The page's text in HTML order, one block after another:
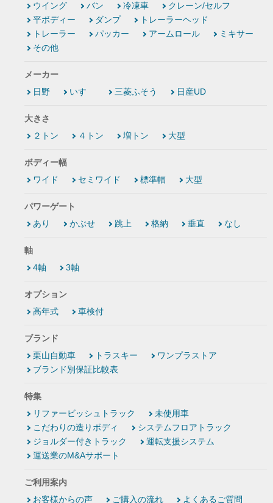
ウイング
バン 冷凍車
クレーン/セルフ
平ボディー
ダンプ
トレーラーヘッド
トレーラー
パッカー アームロール
ミキサー
その他
メーカー
日野
いすゞ 三菱ふそう 日産UD
大きさ
２トン
４トン 増トン 大型
ボディー幅
ワイド
セミワイド 標準幅 大型
パワーゲート
あり
かぶせ 跳上 格納 垂直 なし
軸
4軸
3軸
オプション
高年式
車検付
ブランド
栗山自動車
トラスキー
ワンプラストア
ブランド別保証比較表
特集
リファービッシュトラック
未使用車
こだわりの造りボディ
システムフロアトラック
ジョルダー付きトラック
運転支援システム
運送業のM&Aサポート
ご利用案内
お客様からの声
ご購入の流れ
よくあるご質問